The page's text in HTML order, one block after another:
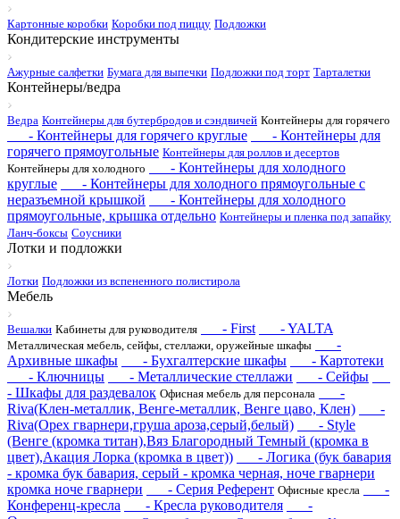
Картонные коробки Коробки под пиццу Подложки
Кондитерские инструменты
Ажурные салфетки Бумага для выпечки Подложки под торт Тарталетки
Контейнеры/ведра
Ведра Контейнеры для бутербродов и сэндвичей Контейнеры для горячего
- Контейнеры для горячего круглые
- Контейнеры для
горячего прямоугольные Контейнеры для роллов и десертов
Контейнеры для холодного
- Контейнеры для холодного
круглые
- Контейнеры для холодного прямоугольные с
неразъемной крышкой
- Контейнеры для холодного
прямоугольные, крышка отдельно Контейнеры и пленка под запайку
Ланч-боксы Соусники
Лотки и подложки
Лотки Подложки из вспененного полистирола
Мебель
Вешалки Кабинеты для руководителя - First - YALTA
Металлическая мебель, сейфы, стеллажи, оружейные шкафы
-
Архивные шкафы
- Бухгалтерские шкафы
- Картотеки
- Ключницы
- Металлические стеллажи
- Сейфы
- Шкафы для раздевалок Офисная мебель для персонала
-
Riva(Клен-металлик, Венге-металлик, Венге цаво, Клен)
-
Riva(Орех гварнери,груша ароза,серый,белый)
- Style
(Венге (кромка титан),Вяз Благородный Темный (кромка в
цвет),Акация Лорка (кромка в цвет))
- Логика (бук бавария
- кромка бук бавария, серый - кромка черная, ноче гварнери
кромка ноче гварнери
- Серия Референт Офисные кресла
-
Конференц-кресла
- Кресла руководителя
-